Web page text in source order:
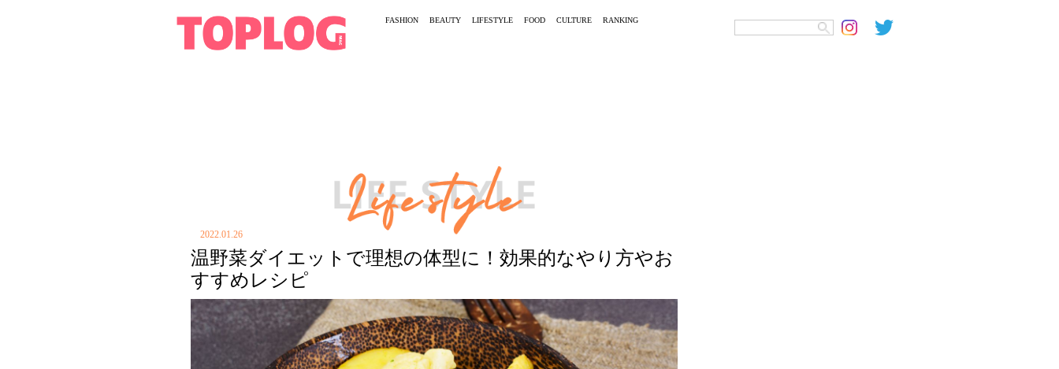
FASHION BEAUTY LIFESTYLE FOOD CULTURE RANKING
2022.01.26
温野菜ダイエットで理想の体型に！効果的なやり方やお
すすめレシピ